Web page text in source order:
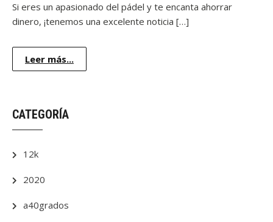
Si eres un apasionado del pádel y te encanta ahorrar
dinero, ¡tenemos una excelente noticia […]
Leer más...
CATEGORÍA
12k
2020
a40grados